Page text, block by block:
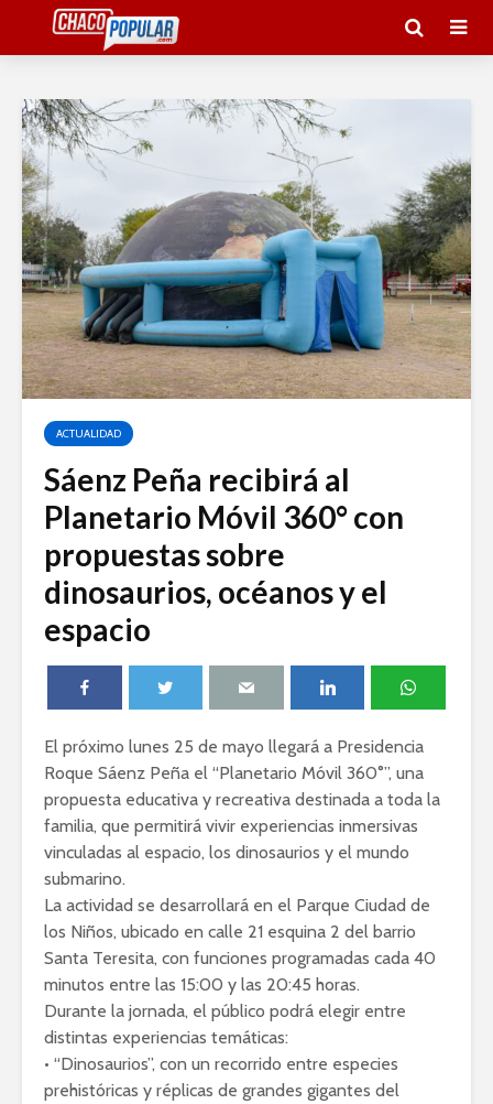
ACTUALIDAD
Sáenz Peña recibirá al
Planetario Móvil 360° con
propuestas sobre
dinosaurios, océanos y el
espacio
El próximo lunes 25 de mayo llegará a Presidencia
Roque Sáenz Peña el “Planetario Móvil 360°”, una
propuesta educativa y recreativa destinada a toda la
familia, que permitirá vivir experiencias inmersivas
vinculadas al espacio, los dinosaurios y el mundo
submarino.
La actividad se desarrollará en el Parque Ciudad de
los Niños, ubicado en calle 21 esquina 2 del barrio
Santa Teresita, con funciones programadas cada 40
minutos entre las 15:00 y las 20:45 horas.
Durante la jornada, el público podrá elegir entre
distintas experiencias temáticas:
• “Dinosaurios”, con un recorrido entre especies
prehistóricas y réplicas de grandes gigantes del